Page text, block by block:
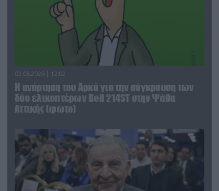
03.08.2026 | 12:02
Η ανάρτηση του Αρκά για την σύγκρουση των
δύο ελικοπτέρων Bell 214ST στην Ψάθα
Αττικής (φωτο)